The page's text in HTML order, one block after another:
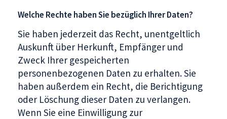
Welche Rechte haben Sie bezüglich Ihrer Daten?
Sie haben jederzeit das Recht, unentgeltlich
Auskunft über Herkunft, Empfänger und
Zweck Ihrer gespeicherten
personenbezogenen Daten zu erhalten. Sie
haben außerdem ein Recht, die Berichtigung
oder Löschung dieser Daten zu verlangen.
Wenn Sie eine Einwilligung zur